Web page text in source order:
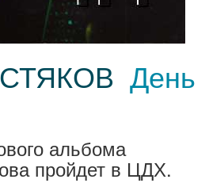
День
альбома
пройдет в ЦДХ.